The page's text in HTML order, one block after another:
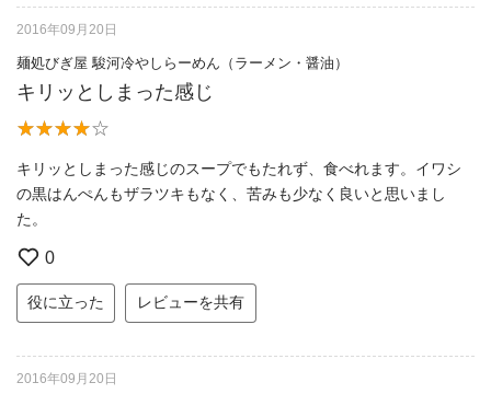
2016年09月20日
麺処びぎ屋 駿河冷やしらーめん（ラーメン・醤油）
キリッとしまった感じ
キリッとしまった感じのスープでもたれず、食べれます。イワシ
の黒はんぺんもザラツキもなく、苦みも少なく良いと思いまし
た。
0
役に立った レビューを共有
2016年09月20日